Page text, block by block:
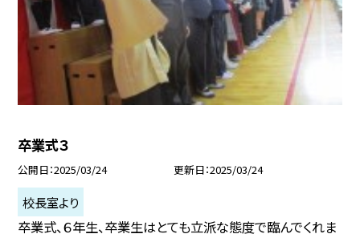
卒業式３
公開日 2025/03/24 更新日 2025/03/24
校長室より
卒業式、６年生、卒業生はとても立派な態度で臨んでくれま